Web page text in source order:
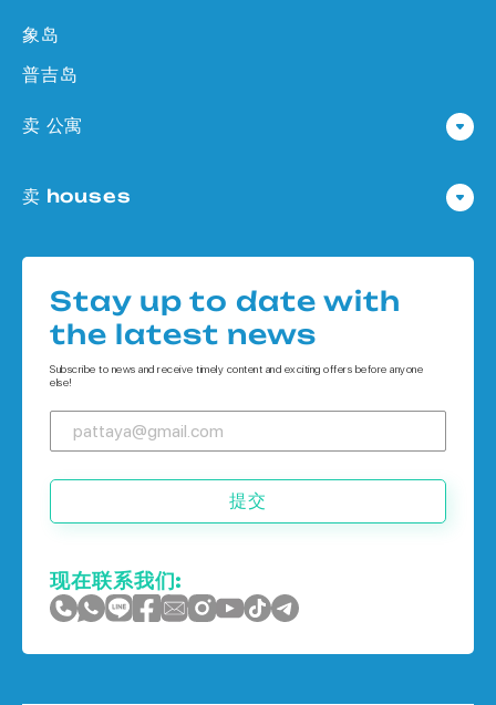
象岛
普吉岛
卖 公寓
公寓 在
公寓 在 普吉岛
卖 houses
Houses 在 象岛
Stay up to date with
the latest news
Subscribe to news and receive timely content and exciting offers before anyone
else!
提交
现在联系我们: